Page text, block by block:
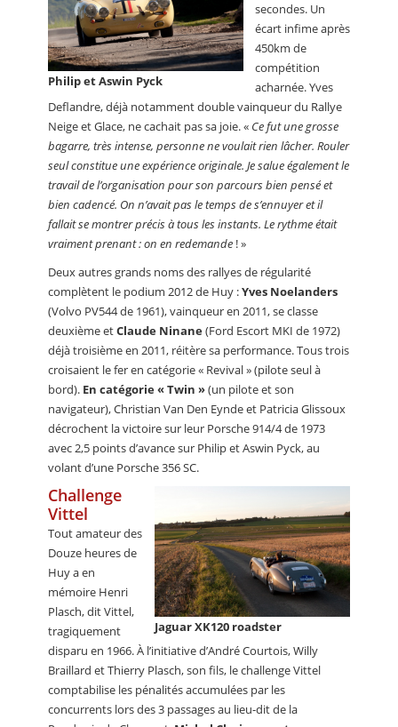
Philip et Aswin Pyck
secondes. Un
écart infime après
450km de
compétition
acharnée. Yves
Deflandre, déjà notamment double vainqueur du Rallye
Neige et Glace, ne cachait pas sa joie. « Ce fut une grosse
bagarre, très intense, personne ne voulait rien lâcher. Rouler
seul constitue une expérience originale. Je salue également le
travail de l’organisation pour son parcours bien pensé et
bien cadencé. On n’avait pas le temps de s’ennuyer et il
fallait se montrer précis à tous les instants. Le rythme était
vraiment prenant : on en redemande ! »
Deux autres grands noms des rallyes de régularité
complètent le podium 2012 de Huy :Yves Noelanders
(Volvo PV544 de 1961), vainqueur en 2011, se classe
deuxième etClaude Ninane(Ford Escort MKI de 1972)
déjà troisième en 2011, réitère sa performance. Tous trois
croisaient le fer en catégorie « Revival » (pilote seul à
bord). En catégorie « Twin »(un pilote et son
navigateur), Christian Van Den Eynde et Patricia Glissoux
décrochent la victoire sur leur Porsche 914/4 de 1973
avec 2,5 points d’avance sur Philip et Aswin Pyck, au
volant d’une Porsche 356 SC.
Jaguar XK120 roadster
Challenge
Vittel
Tout amateur des
Douze heures de
Huy a en
mémoire Henri
Plasch, dit Vittel,
tragiquement
disparu en 1966. À l’initiative d’André Courtois, Willy
Braillard et Thierry Plasch, son fils, le challenge Vittel
comptabilise les pénalités accumulées par les
concurrents lors des 3 passages au lieu-dit de la